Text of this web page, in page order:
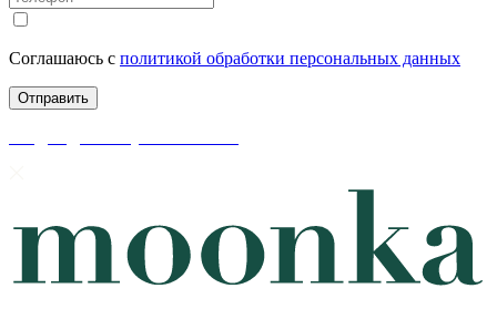
Соглашаюсь с политикой обработки персональных данных